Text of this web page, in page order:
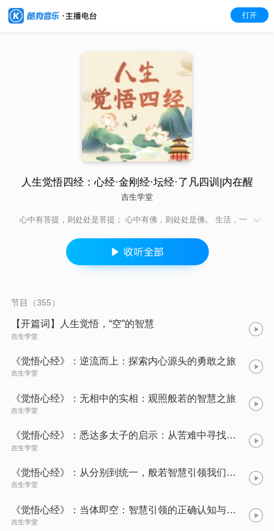
打开
人生觉悟四经：心经·金刚经·坛经·了凡四训|内在醒
吉生学堂
心中有菩提，则处处是菩提； 心中有佛，则处处是佛。 生活，一
妄，即是真实，如是而观，即得自在。 人生，我们修习觉悟智
慧，就能由空的智慧到达解脱涅槃的彼岸，到达没有痛苦的彼
岸。 人生， 因为空，我们才可以不以物喜，不以己悲； 因为
能用出世的精神，做入世的事业。
节目（355）
【开篇词】人生觉悟，“空”的智慧
吉生学堂
《觉悟心经》：逆流而上：探索内心源头的勇敢之旅
吉生学堂
《觉悟心经》：无相中的实相：观照般若的智慧之旅
吉生学堂
《觉悟心经》：悉达多太子的启示：从苦难中寻找解脱的道路
吉生学堂
《觉悟心经》：从分别到统一，般若智慧引领我们认识世界的本质！
吉生学堂
《觉悟心经》：当体即空：智慧引领的正确认知与处理
吉生学堂